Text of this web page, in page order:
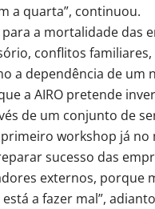
a quarta”, continuou.
a mortalidade das
conflitos
a dependência de
a AIRO pretende
de um conjunto de
workshop já
sucesso das
externos, porque
a fazer mal”,